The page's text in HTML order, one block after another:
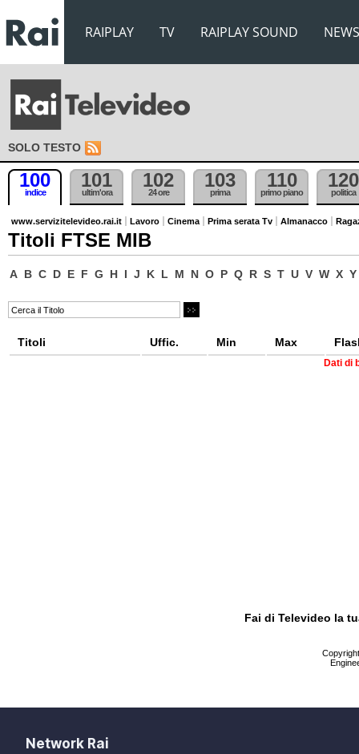
RAIPLAY TV RAIPLAY SOUND NEWS
SOLO TESTO
100
indice
101
ultim'ora
102
24 ore
103
prima
110
primo piano
120
politica
www.servizitelevideo.rai.it Lavoro Cinema Prima serata Tv Almanacco
Titoli FTSE MIB
A B C D E F G H I J K L M N O P Q R S T U V W X Y
Titoli Uffic. Min Max
Dati di
Fai di Televideo la